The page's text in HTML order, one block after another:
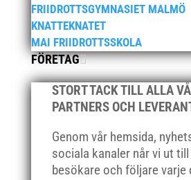
FRIIDROTTSGYMNASIET MALMÖ
KNATTEKNATET
MAI FRIIDROTTSSKOLA
FÖRETAG
STORT TACK TILL ALLA
PARTNERS OCH
Genom vår hemsida,
sociala kanaler når vi ut
besökare och följare varje
november 2020
oktober 2020
september 2020
augusti 2020
juni 2020
april 2020
mars 2020
februari 2020
januari 2020